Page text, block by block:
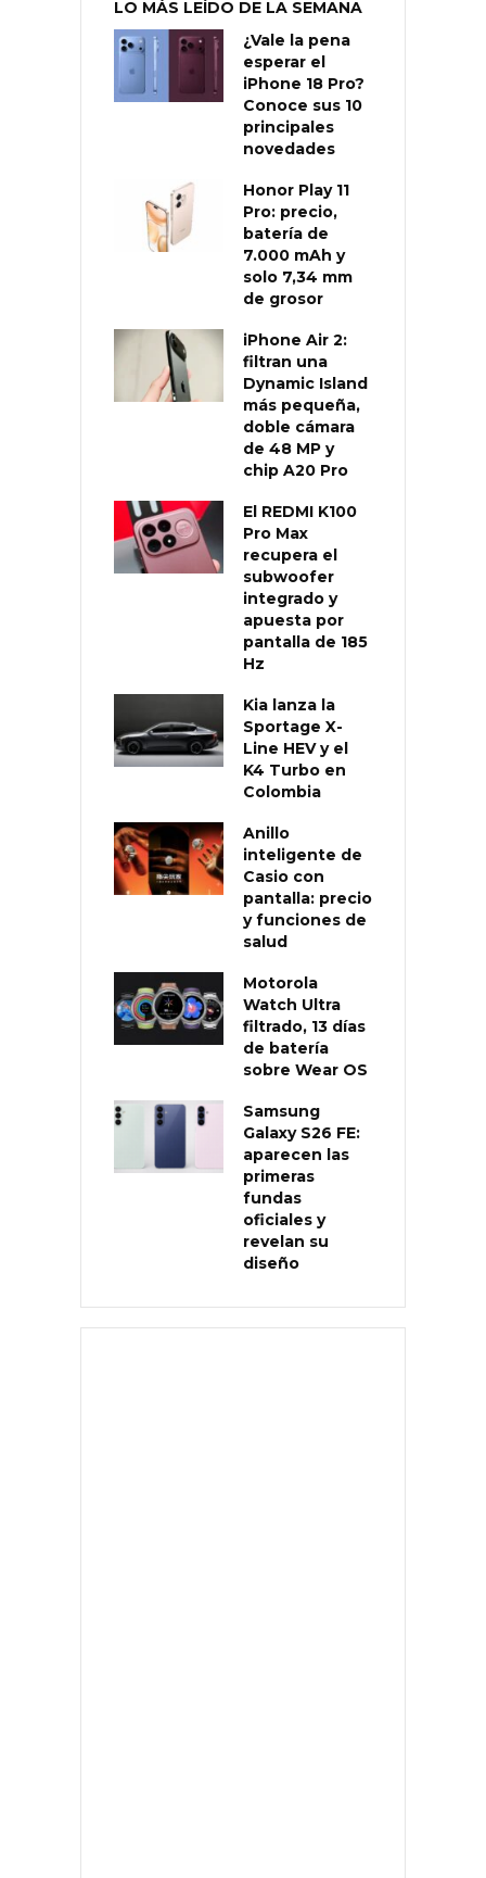
LO MÁS LEÍDO DE LA SEMANA
¿Vale la pena
esperar el
iPhone 18 Pro?
Conoce sus 10
principales
novedades
Honor Play 11
Pro: precio,
batería de
7.000 mAh y
solo 7,34 mm
de grosor
iPhone Air 2:
filtran una
Dynamic Island
más pequeña,
doble cámara
de 48 MP y
chip A20 Pro
El REDMI K100
Pro Max
recupera el
subwoofer
integrado y
apuesta por
pantalla de 185
Hz
Kia lanza la
Sportage X-
Line HEV y el
K4 Turbo en
Colombia
Anillo
inteligente de
Casio con
pantalla: precio
y funciones de
salud
Motorola
Watch Ultra
filtrado, 13 días
de batería
sobre Wear OS
Samsung
Galaxy S26 FE:
aparecen las
primeras
fundas
oficiales y
revelan su
diseño